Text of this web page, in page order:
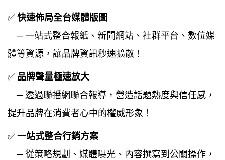
✅快速佈局全台媒體版圖
─ 一站式整合報紙、新聞網站、社群平台、數位媒
體等資源，讓品牌資訊秒速擴散！
✅ 品牌聲量極速放大
─ 透過聯播網聯合報導，營造話題熱度與信任感，
提升品牌在消費者心中的權威形象！
✅一站式整合行銷方案
─ 從策略規劃、媒體曝光、內容撰寫到公關操作，